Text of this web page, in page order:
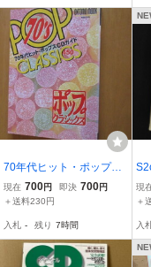
70年代ヒット・ポップス
CDガイド ポップ・ク
ラシック 音楽之友
本
現在 700円 即決 700円
＋送料230円
入札 - 残り 7時間
ル
ロ
ュ
プ
現
＋
入